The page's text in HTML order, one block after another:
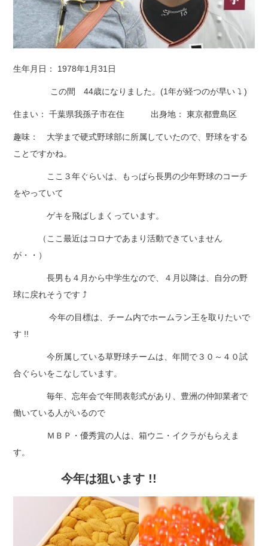
生年月日： 1978年1月31日
この間 44歳になりました。(1年が経つのが早い ⤵ )
住まい： 千葉県我孫子市在住 出身地： 東京都豊島区
趣味： 大学まで硬式野球部に所属していたので、野球をする
ことですかね。
ここ３年ぐらいは、もっぱら長男の少年野球のコーチ
をやっていて
ゲキを飛ばしまくっています。
（ここ最近はコロナであまり活動できていません
が・・）
長男も４月から中学生なので、４月以降は、自分の野
球に戻れそうです ⤴
今年の目標は、チーム内でホームラン王を取りたいで
す !!
今所属している草野球チームは、年間で３０～４０試
合ぐらいをこなしています。
毎年、忘年会で年間表彰式があり、豊洲の仲卸業者で
働いている人がいるので
ＭＢＰ・優秀賞の人は、箱ウニ・イクラがもらえま
す。
今年は狙います !!